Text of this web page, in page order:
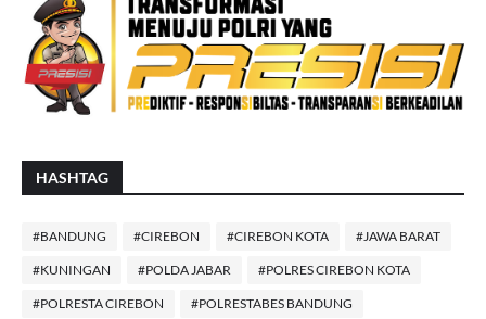
HASHTAG
#BANDUNG #CIREBON #CIREBON KOTA #JAWA BARAT
#KUNINGAN #POLDA JABAR #POLRES CIREBON KOTA
#POLRESTA CIREBON #POLRESTABES BANDUNG